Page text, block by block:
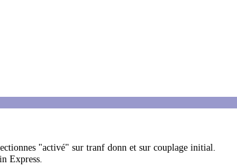
"activé" sur tranf donn et sur couplage initial.
Express.